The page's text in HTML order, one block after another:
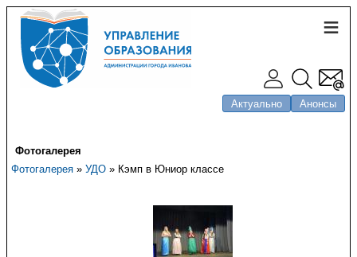
Актуально Анонсы
Фотогалерея
Фотогалерея » УДО » Кэмп в Юниор классе